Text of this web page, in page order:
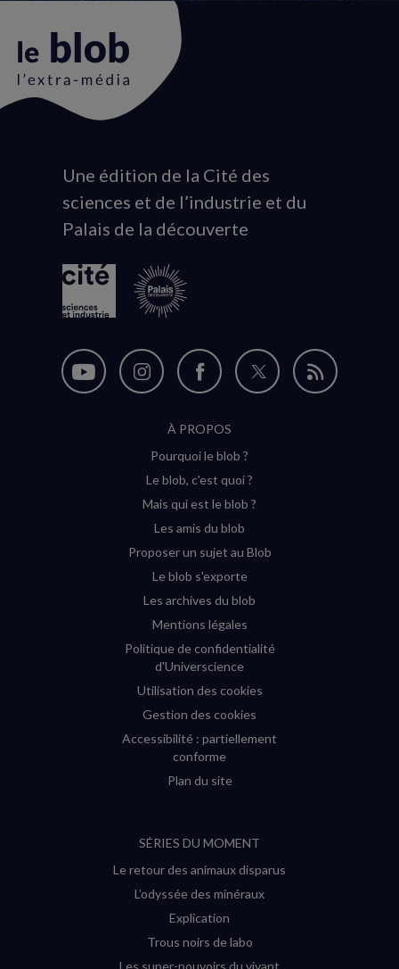
Animation
du
logo
Une édition de la Cité des
sciences et de l’industrie et du
Palais de la découverte
Nous
Nous
Instagram
(nouvelle
Nous
sur
Facebook
(nouvelle
Nous
Flux
À PROPOS
Pourquoi le blob ?
Le blob, c'est quoi ?
Mais qui est le blob ?
Les amis du blob
Proposer un sujet au Blob
Le blob s'exporte
Les archives du blob
Mentions légales
Politique de confidentialité
d'Universcience
Utilisation des cookies
Gestion des cookies
Accessibilité : partiellement
conforme
Plan du site
SÉRIES DU MOMENT
Le retour des animaux disparus
L’odyssée des minéraux
Explication
Trous noirs de labo
Les super-pouvoirs du vivant